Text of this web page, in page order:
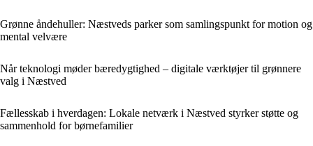
Grønne åndehuller: Næstveds parker som samlingspunkt for motion og
mental velvære
Når teknologi møder bæredygtighed – digitale værktøjer til grønnere
valg i Næstved
Fællesskab i hverdagen: Lokale netværk i Næstved styrker støtte og
sammenhold for børnefamilier